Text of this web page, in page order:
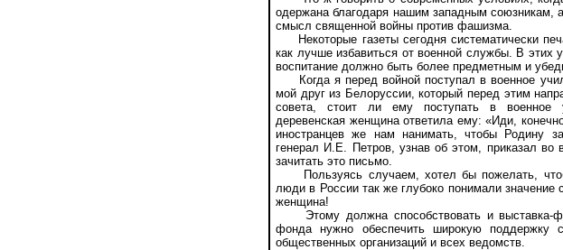
одержана благодаря нашим западным союзникам,
смысл священной войны против фашизма.
Некоторые газеты сегодня систематически
как лучше избавиться от военной службы. В этих
воспитание должно быть более предметным и
Когда я перед войной поступал в военное
мой друг из Белоруссии, который перед этим
совета, стоит ли ему поступать в военное
деревенская женщина ответила ему: «Иди,
иностранцев же нам нанимать, чтобы Родину
генерал И.Е. Петров, узнав об этом, приказал во
зачитать это письмо.
Пользуясь случаем, хотел бы пожелать,
люди в России так же глубоко понимали значение
женщина!
Этому должна способствовать и выставка-
фонда нужно обеспечить широкую поддержку
общественных организаций и всех ведомств.